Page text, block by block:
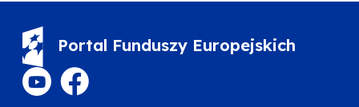
Portal Funduszy Europejskich